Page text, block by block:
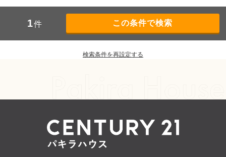
1件
検索条件を再設定する